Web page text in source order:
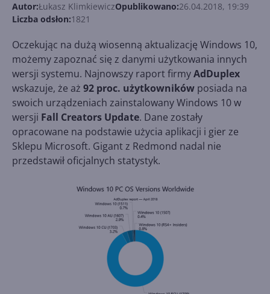
Autor:Łukasz KlimkiewiczOpublikowano:26.04.2018, 19:39
Liczba odsłon:1821
Oczekując na dużą wiosenną aktualizację Windows 10,
możemy zapoznać się z danymi użytkowania innych
wersji systemu. Najnowszy raport firmyAdDuplex
wskazuje, że aż 92 proc. użytkowników posiada na
swoich urządzeniach zainstalowany Windows 10 w
wersji Fall Creators Update. Dane zostały
opracowane na podstawie użycia aplikacji i gier ze
Sklepu Microsoft. Gigant z Redmond nadal nie
przedstawił oficjalnych statystyk.